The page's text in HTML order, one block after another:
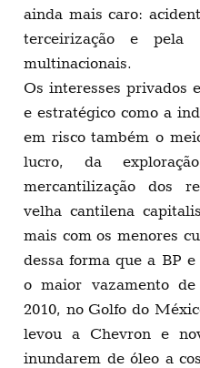
ainda mais caro:
terceirização e pela
multinacionais.
Os interesses privados
e estratégico como a
em risco também o
lucro, da
mercantilização dos
velha cantilena
mais com os menores
dessa forma que a BP
o maior vazamento
2010, no Golfo do
levou a Chevron e
inundarem de óleo a